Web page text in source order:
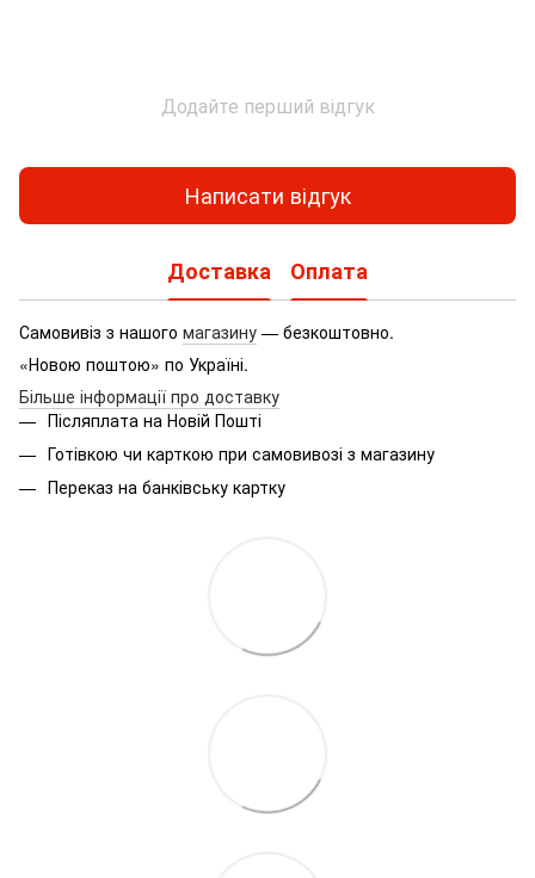
Додайте перший відгук
Написати відгук
Доставка Оплата
Самовивіз з нашого магазину — безкоштовно.
«Новою поштою» по Україні.
Більше інформації про доставку
Післяплата на Новій Пошті
Готівкою чи карткою при самовивозі з магазину
Переказ на банківську картку